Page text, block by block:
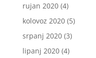
rujan 2020(4)
kolovoz 2020(5)
srpanj 2020(3)
lipanj 2020(4)